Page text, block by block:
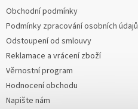
Obchodní podmínky
Podmínky zpracování osobních údajů
Odstoupení od smlouvy
Reklamace a vrácení zboží
Věrnostní program
Hodnocení obchodu
Napište nám